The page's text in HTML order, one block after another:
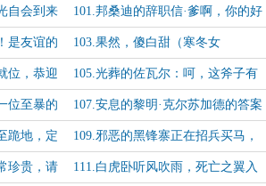
传奇时… 《我不配》
自会到来 101.邦桑迪的辞职信·爹啊，你的好
大儿来继承你啦
是友谊的 103.果然，傻白甜（寒冬女
王：？）才是最危险且最疯狂的那个
位，恭迎
！
105.光葬的佐瓦尔：呵，这斧子有
力气！换大盏！
位至暴的 107.安息的黎明·克尔苏加德的答案
跪地，定 109.邪恶的黑锋寨正在招兵买马，
唯有最黑恶的混球才有资格共襄盛举
珍贵，请 111.白虎卧听风吹雨，死亡之翼入